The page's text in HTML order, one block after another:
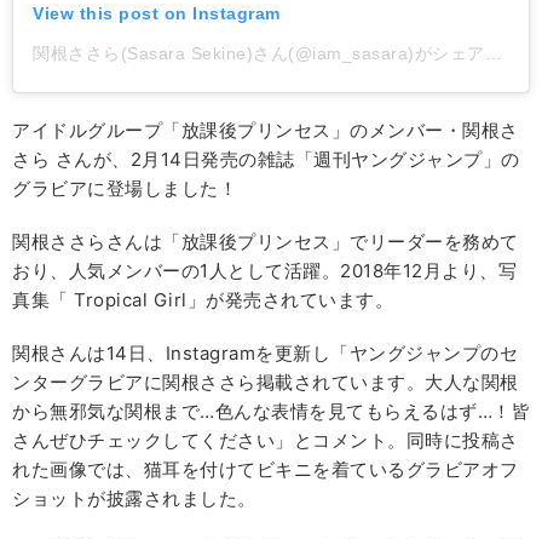
View this post on Instagram
アイドルグループ「放課後プリンセス」のメンバー・関根さ
さら さんが、2月14日発売の雑誌「週刊ヤングジャンプ」の
グラビアに登場しました！
関根ささらさんは「放課後プリンセス」でリーダーを務めて
おり、人気メンバーの1人として活躍。2018年12月より、写
真集「 Tropical Girl」が発売されています。
関根さんは14日、Instagramを更新し「ヤングジャンプのセ
ンターグラビアに関根ささら掲載されています。大人な関根
から無邪気な関根まで…色んな表情を見てもらえるはず…！皆
さんぜひチェックしてください」とコメント。同時に投稿さ
れた画像では、猫耳を付けてビキニを着ているグラビアオフ
ショットが披露されました。